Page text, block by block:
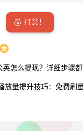
打赏！
英怎么提现？详细步骤
放量提升技巧：免费刷